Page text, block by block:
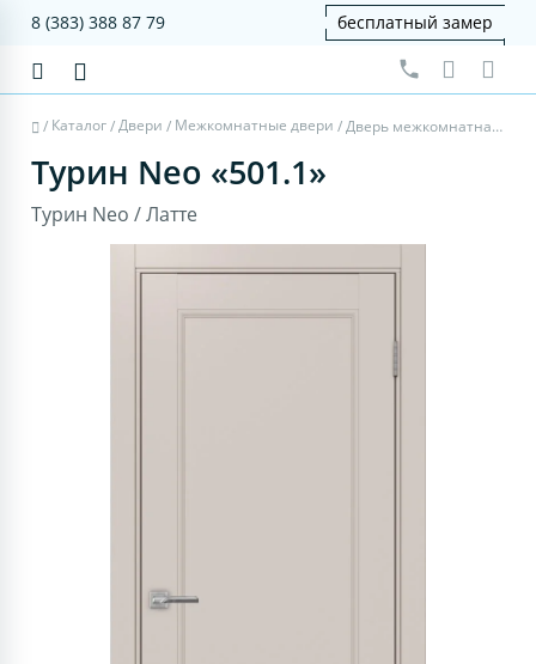
8 (383) 388 87 79 бесплатный замер
/ Каталог/Двери / Межкомнатные двери / Дверь межкомнатная Турин Neo 501.1 - латте, щит мдф
Турин Neo «501.1»
Турин Neo / Латте